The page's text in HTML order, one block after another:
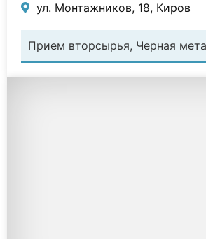
ул. Монтажников, 18, Киров
Прием вторсырья, Черная